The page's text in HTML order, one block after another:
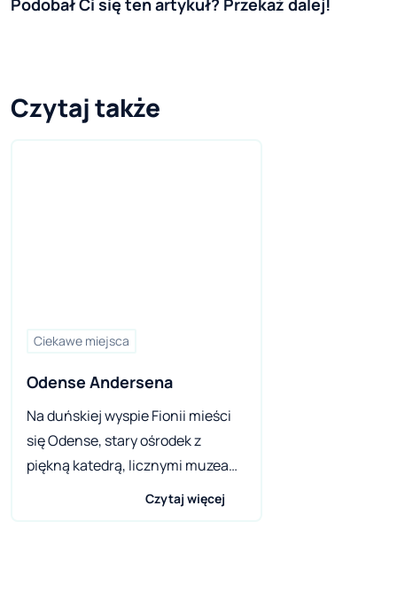
Podobał Ci się ten artykuł? Przekaż dalej!
Czytaj także
Ciekawe miejsca
Odense Andersena
Na duńskiej wyspie Fionii mieści
się Odense, stary ośrodek z
piękną katedrą, licznymi muzeami
i jeszcze liczniejszymi terenami
Czytaj więcej